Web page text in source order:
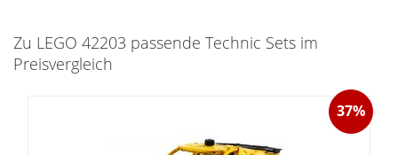
Zu LEGO 42203 passende Technic Sets im
Preisvergleich
37%